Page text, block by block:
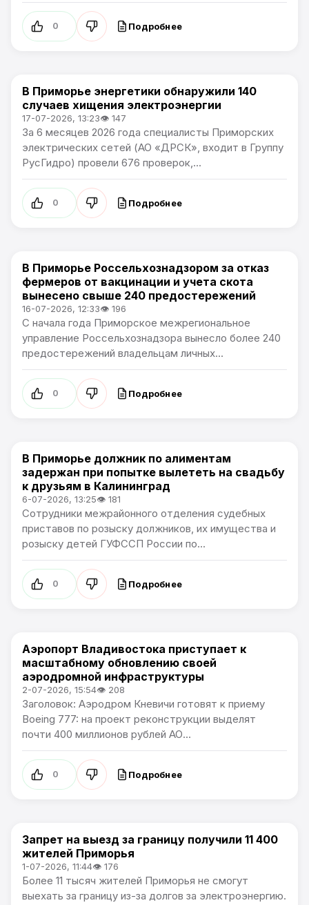
0 Подробнее
Новости Приморского края
В Приморье энергетики обнаружили 140
случаев хищения электроэнергии
17-07-2026, 13:23👁 147
За 6 месяцев 2026 года специалисты Приморских
электрических сетей (АО «ДРСК», входит в Группу
РусГидро) провели 676 проверок,...
0 Подробнее
Новости Приморского края
В Приморье Россельхознадзором за отказ
фермеров от вакцинации и учета скота
вынесено свыше 240 предостережений
16-07-2026, 12:33👁 196
С начала года Приморское межрегиональное
управление Россельхознадзора вынесло более 240
предостережений владельцам личных...
0 Подробнее
Новости Приморского края
В Приморье должник по алиментам
задержан при попытке вылететь на свадьбу
к друзьям в Калининград
6-07-2026, 13:25👁 181
Сотрудники межрайонного отделения судебных
приставов по розыску должников, их имущества и
розыску детей ГУФССП России по...
0 Подробнее
Новости Приморского края
Аэропорт Владивостока приступает к
масштабному обновлению своей
аэродромной инфраструктуры
2-07-2026, 15:54👁 208
Заголовок: Аэродром Кневичи готовят к приему
Boeing 777: на проект реконструкции выделят
почти 400 миллионов рублей АО...
0 Подробнее
Новости Приморского края
Запрет на выезд за границу получили 11 400
жителей Приморья
1-07-2026, 11:44👁 176
Более 11 тысяч жителей Приморья не смогут
выехать за границу из-за долгов за электроэнергию.